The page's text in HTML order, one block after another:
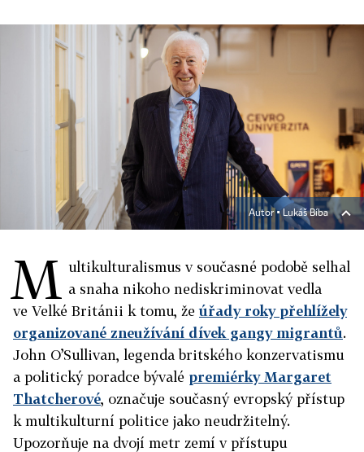
Autor ▪ Lukáš Bíba
M ultikulturalismus v současné podobě selhal
a snaha nikoho nediskriminovat vedla
ve Velké Británii k tomu, žeúřady roky přehlížely
organizované zneužívání dívek gangy migrantů.
John O’Sullivan, legenda britského konzervatismu
a politický poradce bývalé premiérky Margaret
Thatcherové, označuje současný evropský přístup
k multikulturní politice jako neudržitelný.
Upozorňuje na dvojí metr zemí v přístupu